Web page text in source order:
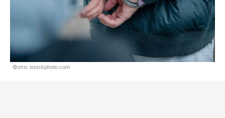
Фото: istockphoto.com